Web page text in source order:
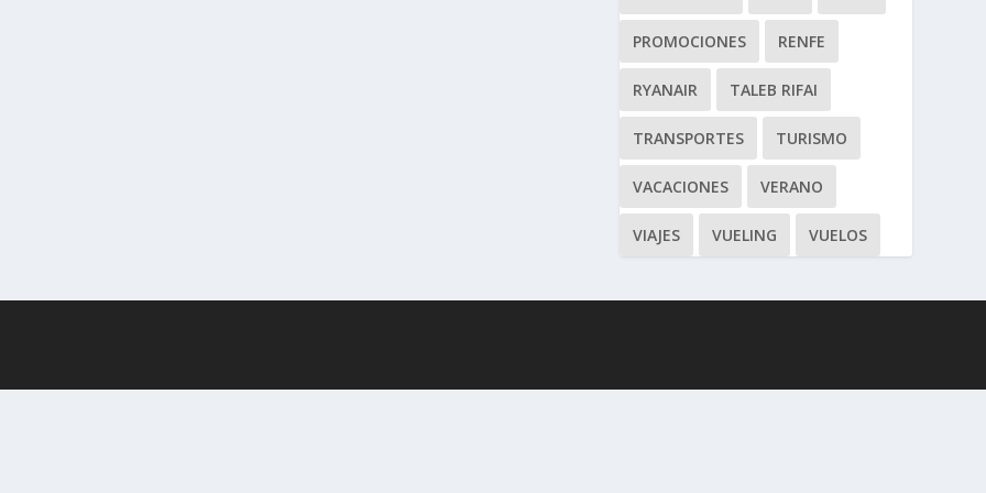
PROMOCIONES RENFE
RYANAIR TALEB RIFAI
TRANSPORTES TURISMO
VACACIONES VERANO
VIAJES VUELING VUELOS